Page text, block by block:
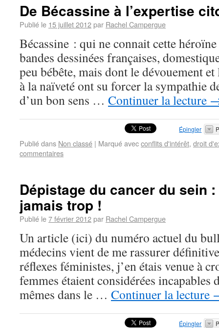
De Bécassine à l’expertise
Publié le 15 juillet 2012par Rachel Campergue
Bécassine : qui ne connait cette
bandes dessinées françaises,
peu bébête, mais dont le dévouement
à la naïveté ont su forcer la sympathie
d’un bon sens … Continuer la lecture
Épingler
Publié dans Non classé | Marqué avecconflits d'intérêt, droit
commentaires
Dépistage du cancer du sein :
jamais trop !
Publié le7 février 2012par Rachel Campergue
Un article (ici) du numéro actuel du
médecins vient de me rassurer
réflexes féministes, j’en étais venue à
femmes étaient considérées incapables
mêmes dans le … Continuer la lecture
Épingler